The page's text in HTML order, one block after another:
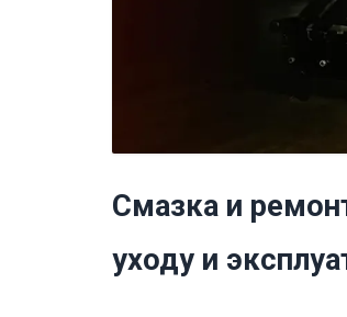
Смазка и
уходу и